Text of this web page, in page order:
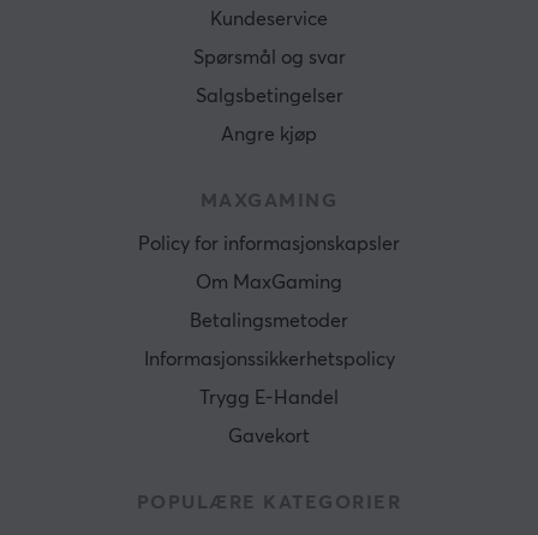
Kundeservice
Spørsmål og svar
Salgsbetingelser
Angre kjøp
MAXGAMING
Policy for informasjonskapsler
Om MaxGaming
Betalingsmetoder
Informasjonssikkerhetspolicy
Trygg E-Handel
Gavekort
POPULÆRE KATEGORIER